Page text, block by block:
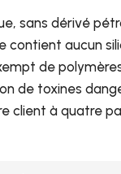
sans dérivé
contient aucun
de
de toxines
client à quatre